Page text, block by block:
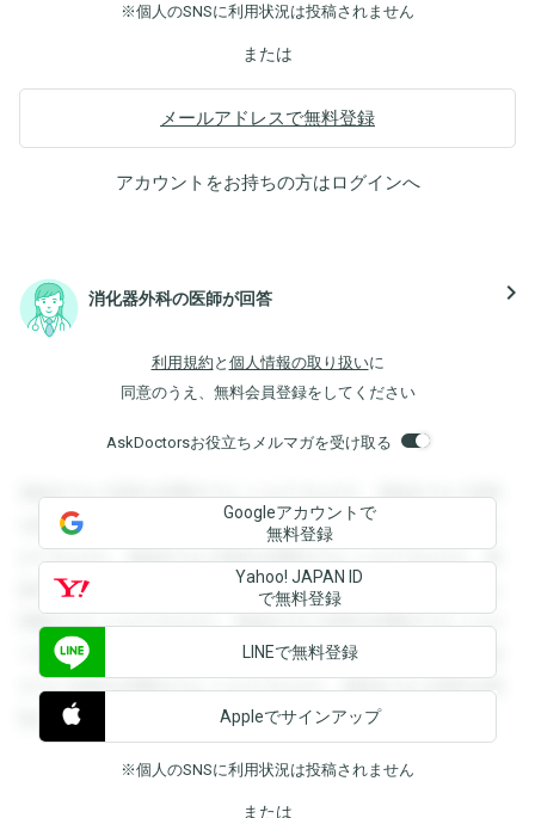
※個人のSNSに利用状況は投稿されません
または
メールアドレスで無料登録
アカウントをお持ちの方はログインへ
消化器外科の医師が回答 navigate_next
利用規約 と 個人情報の取り扱いに
同意のうえ、無料会員登録をしてください
AskDoctorsお役立ちメルマガを受け取る
登録すると回答を閲覧することができます。登録すると回答
を閲覧することができます。登録すると回答を閲覧すること
ができます。登録すると回答を閲覧することができます。登
録すると回答を閲覧することができます。登録すると回答を
閲覧することができます。登録すると回答を閲覧することが
できます。登録すると回答を閲覧することができます。登録
すると回答を閲覧することができます。登録すると回答を閲
覧することができます。
Googleアカウントで
無料登録
Yahoo! JAPAN ID
で無料登録
LINEで無料登録
Appleでサインアップ
※個人のSNSに利用状況は投稿されません
または